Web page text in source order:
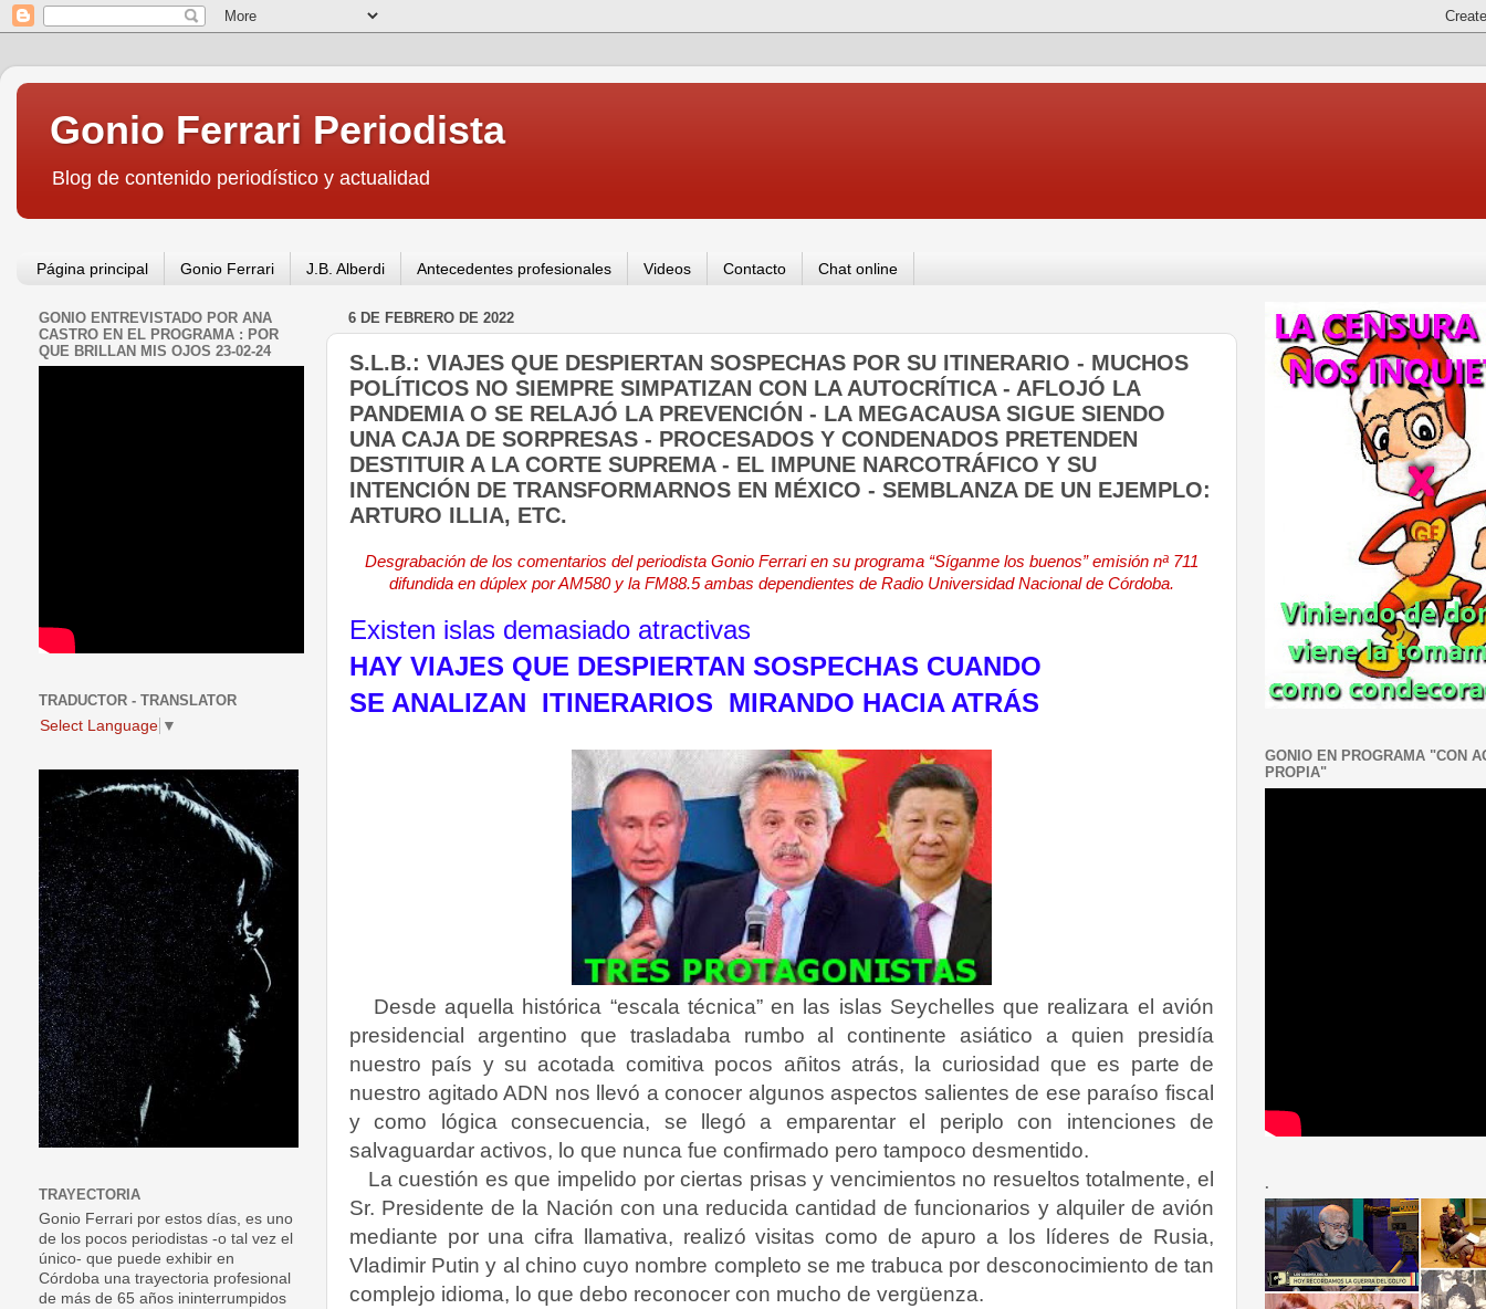
Gonio Ferrari Periodista
Blog de contenido periodístico y actualidad
Página principal Gonio Ferrari J.B. Alberdi Antecedentes profesionales Videos Contacto Chat online
6 DE FEBRERO DE 2022
S.L.B.: VIAJES QUE DESPIERTAN SOSPECHAS POR SU ITINERARIO - MUCHOS
POLÍTICOS NO SIEMPRE SIMPATIZAN CON LA AUTOCRÍTICA - AFLOJÓ LA
PANDEMIA O SE RELAJÓ LA PREVENCIÓN - LA MEGACAUSA SIGUE SIENDO
UNA CAJA DE SORPRESAS - PROCESADOS Y CONDENADOS PRETENDEN
DESTITUIR A LA CORTE SUPREMA - EL IMPUNE NARCOTRÁFICO Y SU
INTENCIÓN DE TRANSFORMARNOS EN MÉXICO - SEMBLANZA DE UN EJEMPLO:
ARTURO ILLIA, ETC.
Desgrabación de los comentarios del periodista Gonio Ferrari en su programa “Síganme los buenos” emisión nª 711
difundida en dúplex por AM580 y la FM88.5 ambas dependientes de Radio Universidad Nacional de Córdoba.
Existen islas demasiado atractivas
HAY VIAJES QUE DESPIERTAN SOSPECHAS CUANDO
SE ANALIZAN ITINERARIOS MIRANDO HACIA ATRÁS
Desde aquella histórica “escala técnica” en las islas Seychelles que realizara el avión
presidencial argentino que trasladaba rumbo al continente asiático a quien presidía
nuestro país y su acotada comitiva pocos añitos atrás, la curiosidad que es parte de
nuestro agitado ADN nos llevó a conocer algunos aspectos salientes de ese paraíso fiscal
y como lógica consecuencia, se llegó a emparentar el periplo con intenciones de
salvaguardar activos, lo que nunca fue confirmado pero tampoco desmentido.
La cuestión es que impelido por ciertas prisas y vencimientos no resueltos totalmente, el
Sr. Presidente de la Nación con una reducida cantidad de funcionarios y alquiler de avión
mediante por una cifra llamativa, realizó visitas como de apuro a los líderes de Rusia,
Vladimir Putin y al chino cuyo nombre completo se me trabuca por desconocimiento de tan
complejo idioma, lo que debo reconocer con mucho de vergüenza.
GONIO ENTREVISTADO POR ANA
CASTRO EN EL PROGRAMA : POR
QUE BRILLAN MIS OJOS 23-02-24
TRADUCTOR - TRANSLATOR
Select Language ▼
TRAYECTORIA
Gonio Ferrari por estos días, es uno
de los pocos periodistas -o tal vez el
único- que puede exhibir en
Córdoba una trayectoria profesional
de más de 65 años ininterrumpidos
GONIO EN PROGRAMA "CON
PROPIA"
.